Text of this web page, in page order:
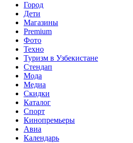
Город
Дети
Магазины
Premium
Фото
Техно
Туризм в Узбекистане
Стендап
Мода
Медиа
Скидки
Каталог
Спорт
Кинопремьеры
Авиа
Календарь